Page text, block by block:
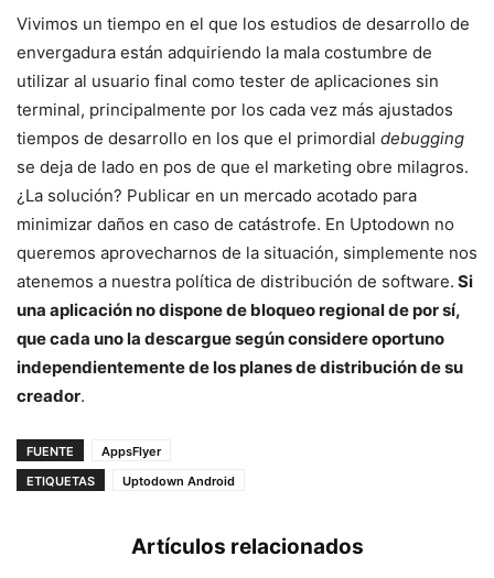
Vivimos un tiempo en el que los estudios de desarrollo de
envergadura están adquiriendo la mala costumbre de
utilizar al usuario final como tester de aplicaciones sin
terminal, principalmente por los cada vez más ajustados
tiempos de desarrollo en los que el primordial debugging
se deja de lado en pos de que el marketing obre milagros.
¿La solución? Publicar en un mercado acotado para
minimizar daños en caso de catástrofe. En Uptodown no
queremos aprovecharnos de la situación, simplemente nos
atenemos a nuestra política de distribución de software. Si
una aplicación no dispone de bloqueo regional de por sí,
que cada uno la descargue según considere oportuno
independientemente de los planes de distribución de su
creador.
FUENTE
AppsFlyer
ETIQUETAS
Uptodown Android
Artículos relacionados